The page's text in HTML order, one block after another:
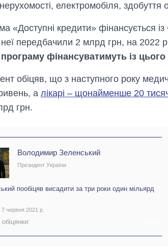
нерухомості, електромобіля, здобуття
«Доступні кредити» фінансується
неї передбачили 2 млрд грн, на 2022
фінансуватимуть із
обіцяв, що з наступного року
а лікарі – щонайменше 20
грн.
Володимир Зеленський
Президент України
пообіцяв висадити за три роки один мільярд
червня 2021 р.